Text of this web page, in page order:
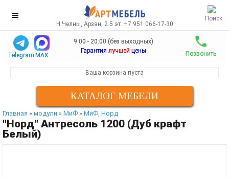
Поиск
Н.Челны, Арзан, 2.5 эт. +7 951 066-17-30
Telegram MAX
9:00 - 20:00 (без выходных)
Гарантия лучшей цены Позвонить
Ваша корзина пуста
КАТАЛОГ МЕБЕЛИ
Главная » модули » МиФ » МиФ, Норд
"Норд" Антресоль 1200 (Дуб крафт
Белый)